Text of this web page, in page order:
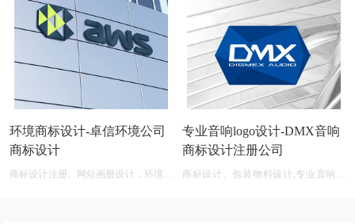
环境商标设计-卓信环境公司
商标设计
商标设计注册、网站画册设计，环境商
专业音响logo设计-DMX音响
商标设计注册公司
商标设计、包装物料设计,专业音响公